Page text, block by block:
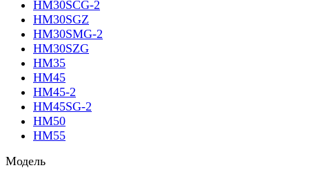
HM30SCG-2
HM30SGZ
HM30SMG-2
HM30SZG
HM35
HM45
HM45-2
HM45SG-2
HM50
HM55
Модель